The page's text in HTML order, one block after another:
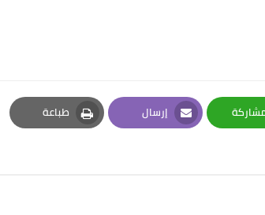
إرسال
Email
طباعة
Print